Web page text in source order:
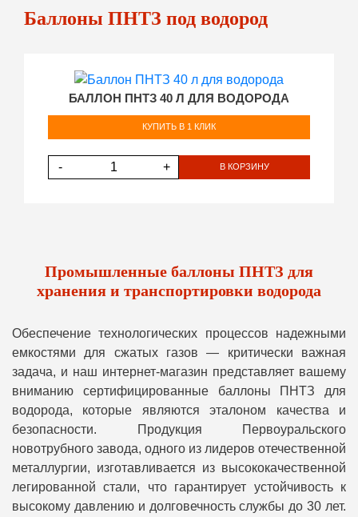
Баллоны ПНТЗ под водород
БАЛЛОН ПНТЗ 40 Л ДЛЯ ВОДОРОДА
КУПИТЬ В 1 КЛИК
- + В КОРЗИНУ
Промышленные баллоны ПНТЗ для
хранения и транспортировки водорода
Обеспечение технологических процессов надежными
емкостями для сжатых газов — критически важная
задача, и наш интернет-магазин представляет вашему
вниманию сертифицированные баллоны ПНТЗ для
водорода, которые являются эталоном качества и
безопасности. Продукция Первоуральского
новотрубного завода, одного из лидеров отечественной
металлургии, изготавливается из высококачественной
легированной стали, что гарантирует устойчивость к
высокому давлению и долговечность службы до 30 лет.